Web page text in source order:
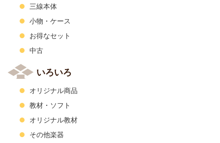
三線本体
小物・ケース
お得なセット
中古
いろいろ
オリジナル商品
教材・ソフト
オリジナル教材
その他楽器